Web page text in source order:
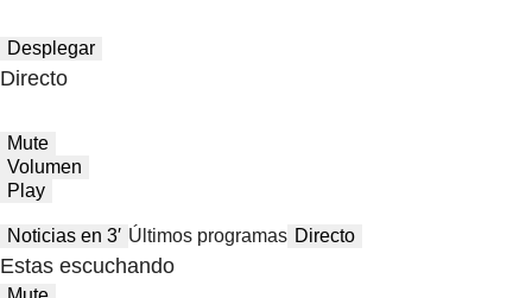
Desplegar
Directo
Mute
Volumen
Play
Noticias en 3′ Últimos programas Directo
Estas escuchando